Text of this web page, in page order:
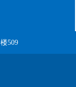
509